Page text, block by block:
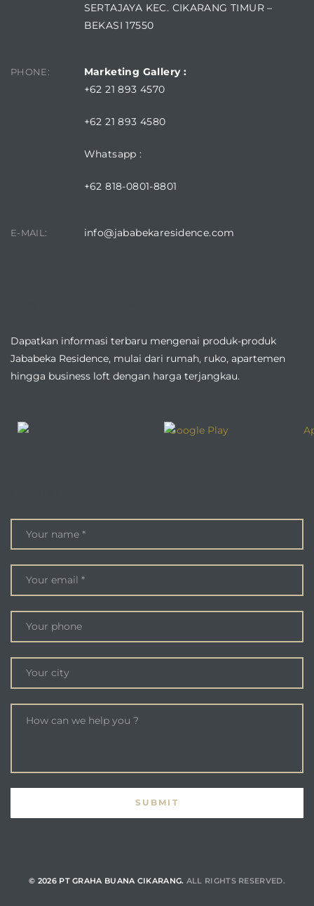
SERTAJAYA KEC. CIKARANG TIMUR –
BEKASI 17550
PHONE:
Marketing Gallery :
+62 21 893 4570
+62 21 893 4580
Whatsapp :
+62 818-0801-8801
E-MAIL: info@jababekaresidence.com
Dapatkan informasi terbaru mengenai produk-produk
Jababeka Residence, mulai dari rumah, ruko, apartemen
hingga business loft dengan harga terjangkau.
© 2026 PT GRAHA BUANA CIKARANG. ALL RIGHTS RESERVED.